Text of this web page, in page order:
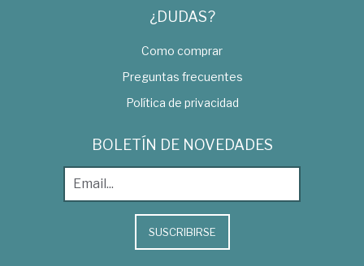
¿DUDAS?
Como comprar
Preguntas frecuentes
Política de privacidad
BOLETÍN DE NOVEDADES
SUSCRIBIRSE